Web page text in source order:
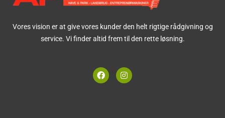
Vores vision er at give vores kunder den helt rigtige rådgivning og
service. Vi finder altid frem til den rette løsning.
F
a
c
I
n
s